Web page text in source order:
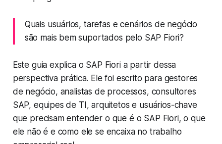
Quais usuários, tarefas e cenários de negócio
são mais bem suportados pelo SAP Fiori?
Este guia explica o SAP Fiori a partir dessa
perspectiva prática. Ele foi escrito para gestores
de negócio, analistas de processos, consultores
SAP, equipes de TI, arquitetos e usuários-chave
que precisam entender o que é o SAP Fiori, o que
ele não é e como ele se encaixa no trabalho